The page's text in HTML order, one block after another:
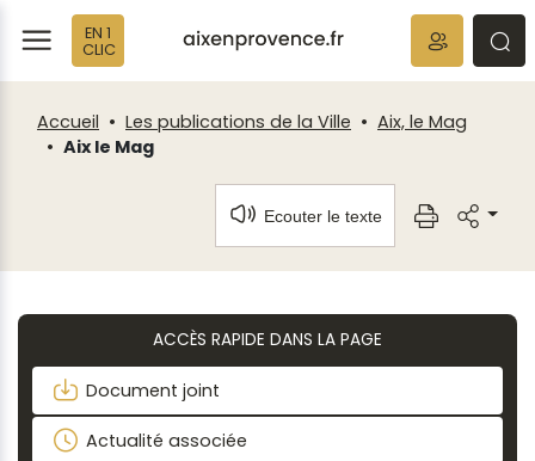
EN 1
CLIC
Accueil Les publications de la Ville
Aix, le Mag
Aix le Mag
Ecouter le texte
ACCÈS RAPIDE DANS LA PAGE
Document joint
Actualité associée
Fenêtre
de
chat
Panneau de gestion des cookies